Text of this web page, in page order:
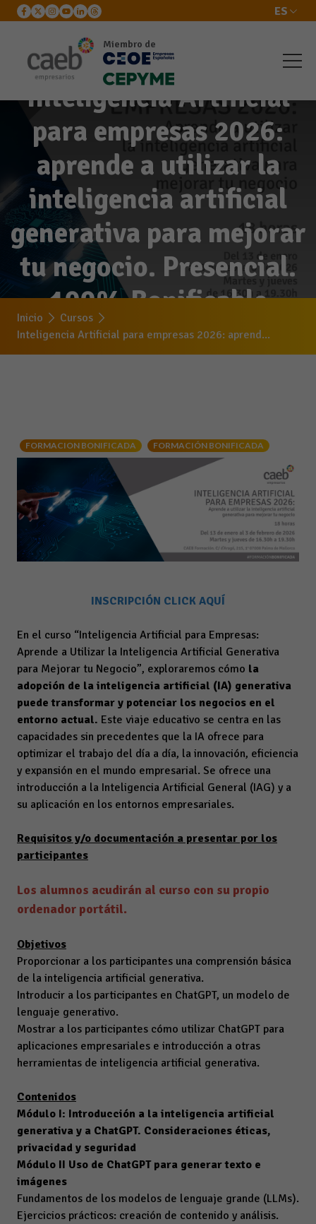
ES
Miembro de
Inteligencia Artificial
para empresas 2026:
aprende a utilizar la
inteligencia artificial
generativa para mejorar
tu negocio. Presencial.
100% Bonificable
Inicio
Cursos
Inteligencia Artificial para empresas 2026: aprend...
FORMACION BONIFICADA FORMACIÓN BONIFICADA
INSCRIPCIÓN CLICK AQUÍ
En el curso “Inteligencia Artificial para Empresas:
Aprende a Utilizar la Inteligencia Artificial Generativa
para Mejorar tu Negocio”, exploraremos cómo la
adopción de la inteligencia artificial (IA) generativa
puede transformar y potenciar los negocios en el
entorno actual. Este viaje educativo se centra en las
capacidades sin precedentes que la IA ofrece para
optimizar el trabajo del día a día, la innovación, eficiencia
y expansión en el mundo empresarial. Se ofrece una
introducción a la Inteligencia Artificial General (IAG) y a
su aplicación en los entornos empresariales.
Requisitos y/o documentación a presentar por los
participantes
Los alumnos acudirán al curso con su propio
ordenador portátil.
Objetivos
Proporcionar a los participantes una comprensión básica
de la inteligencia artificial generativa.
Introducir a los participantes en ChatGPT, un modelo de
lenguaje generativo.
Mostrar a los participantes cómo utilizar ChatGPT para
aplicaciones empresariales e introducción a otras
herramientas de inteligencia artificial generativa.
Contenidos
Módulo I: Introducción a la inteligencia artificial
generativa y a ChatGPT. Consideraciones éticas,
privacidad y seguridad
Módulo II Uso de ChatGPT para generar texto e
imágenes
Fundamentos de los modelos de lenguaje grande (LLMs).
Ejercicios prácticos: creación de contenido y análisis.